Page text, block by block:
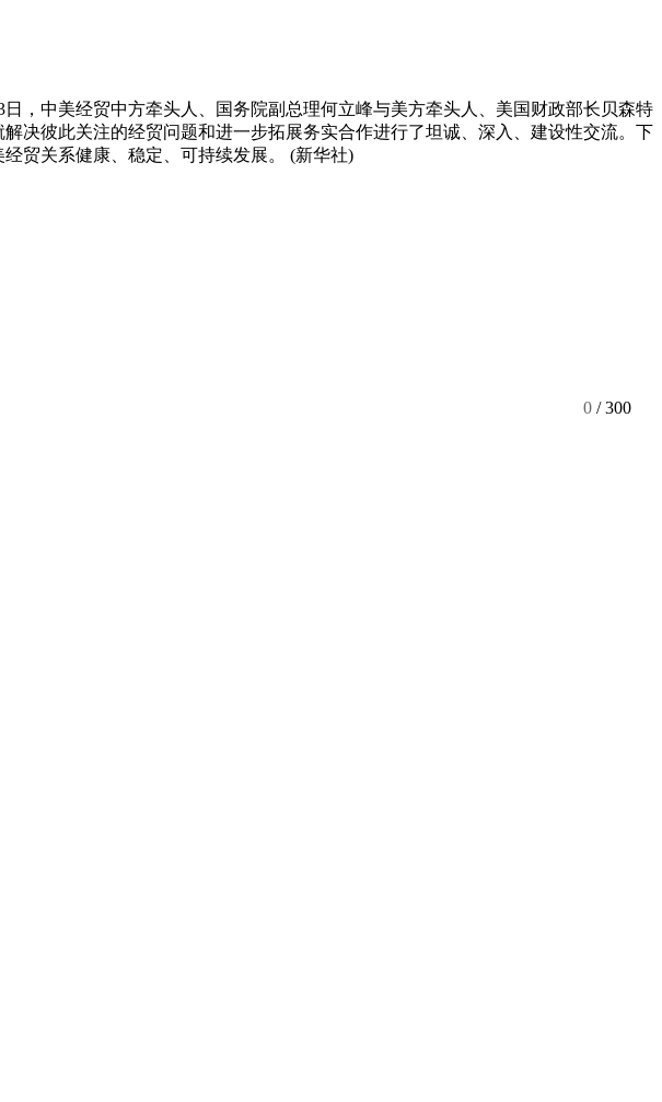
，中美经贸中方牵头人、国务院副总理何立峰与美方牵头人、美国财政部长贝森特
决彼此关注的经贸问题和进一步拓展务实合作进行了坦诚、深入、建设性交流。下
贸关系健康、稳定、可持续发展。 (新华社)
0 / 300